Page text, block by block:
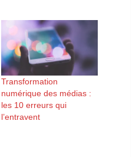
Transformation
numérique des médias :
les 10 erreurs qui
l’entravent